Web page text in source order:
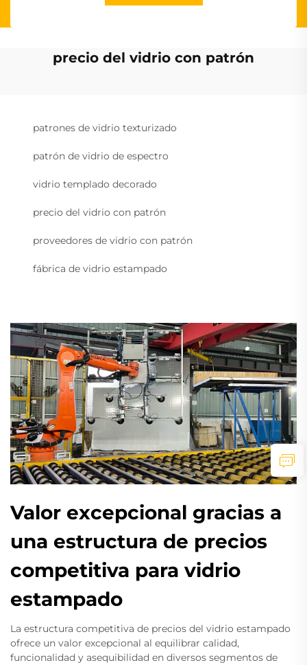
precio del vidrio con patrón
patrones de vidrio texturizado
patrón de vidrio de espectro
vidrio templado decorado
precio del vidrio con patrón
proveedores de vidrio con patrón
fábrica de vidrio estampado
Valor excepcional gracias a
una estructura de precios
competitiva para vidrio
estampado
La estructura competitiva de precios del vidrio estampado
ofrece un valor excepcional al equilibrar calidad,
funcionalidad y asequibilidad en diversos segmentos de